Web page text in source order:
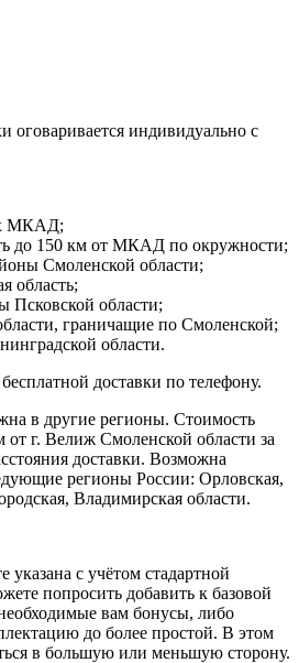
оговаривается индивидуально с
МКАД;
до 150 км от МКАД по окружности;
Смоленской области;
область;
Псковской области;
граничащие по Смоленской;
области.
доставки по телефону.
в другие регионы. Стоимость
от г. Велиж Смоленской области за
доставки. Возможна
регионы России: Орловская,
Владимирская области.
указана с учётом стадартной
попросить добавить к базовой
вам бонусы, либо
до более простой. В этом
в большую или меньшую сторону.